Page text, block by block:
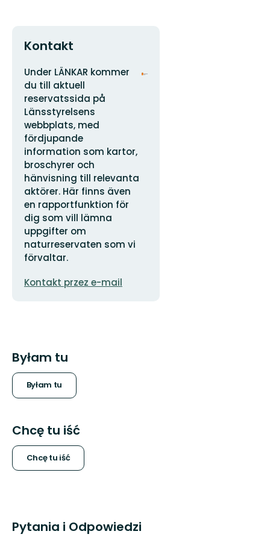
Kontakt
Adres
Under LÄNKAR kommer
du till aktuell
reservatssida på
Länsstyrelsens
webbplats, med
fördjupande
information som kartor,
broschyrer och
hänvisning till relevanta
aktörer. Här finns även
en rapportfunktion för
dig som vill lämna
uppgifter om
naturreservaten som vi
förvaltar.
e-
Kontakt przez e-mail
Logotyp
Byłam tu
Byłam tu
Chcę tu iść
Chcę tu iść
Pytania i Odpowiedzi